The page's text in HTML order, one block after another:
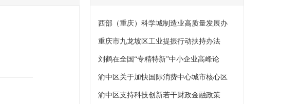
西部（重庆）科学城制造业高质量发展办
重庆市九龙坡区工业提振行动扶持办法
刘鹤在全国“专精特新”中小企业高峰论
渝中区关于加快国际消费中心城市核心区
渝中区支持科技创新若干财政金融政策